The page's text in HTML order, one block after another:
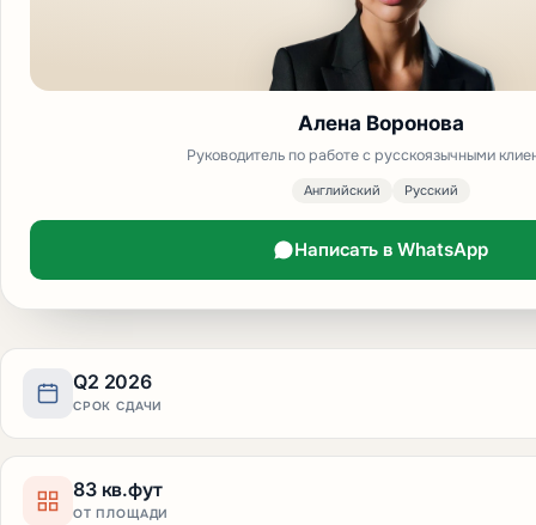
Q2 2026
СРОК СДАЧИ
83 кв.фут
ОТ ПЛОЩАДИ
Алена Воронова
Руководитель по работе с русскоязычными
Английский Русский
Написать в WhatsApp